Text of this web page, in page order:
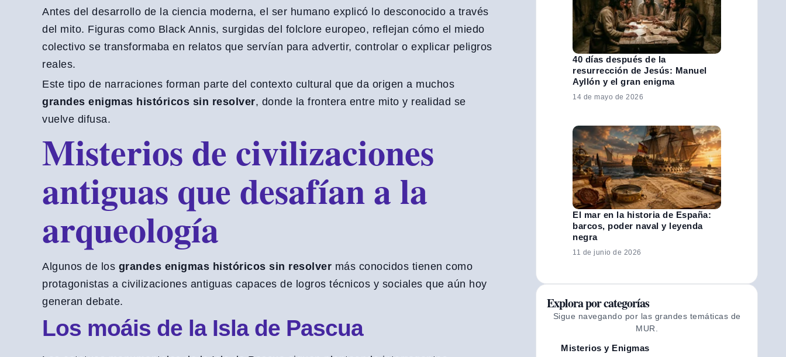
Antes del desarrollo de la ciencia moderna, el ser humano explicó lo desconocido a través
del mito. Figuras como Black Annis, surgidas del folclore europeo, reflejan cómo el miedo
colectivo se transformaba en relatos que servían para advertir, controlar o explicar peligros
reales.
Este tipo de narraciones forman parte del contexto cultural que da origen a muchos
grandes enigmas históricos sin resolver, donde la frontera entre mito y realidad se
vuelve difusa.
Misterios de civilizaciones
antiguas que desafían a la
arqueología
Algunos de los grandes enigmas históricos sin resolver más conocidos tienen como
protagonistas a civilizaciones antiguas capaces de logros técnicos y sociales que aún hoy
generan debate.
Los moáis de la Isla de Pascua
40 días después de la
resurrección de Jesús: Manuel
Ayllón y el gran enigma
14 de mayo de 2026
El mar en la historia de España:
barcos, poder naval y leyenda
negra
11 de junio de 2026
Explora por categorías
Sigue navegando por las grandes temáticas de
MUR.
Misterios y Enigmas